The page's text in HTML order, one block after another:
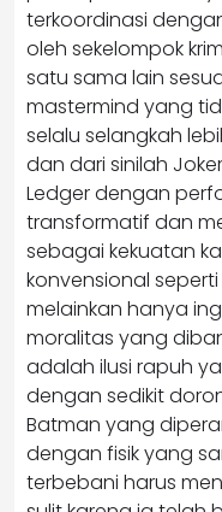
terkoordinasi
oleh sekelompok
satu sama lain
mastermind yang
selalu selangkah
dan dari sinilah
Ledger dengan
transformatif dan
sebagai kekuatan
konvensional
melainkan hanya
moralitas yang
adalah ilusi rapuh
dengan sedikit
Batman yang
dengan fisik yang
terbebani harus